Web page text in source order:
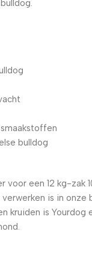
bulldog
voor een 12 kg-zak
is in onze
kruiden is Yourdog